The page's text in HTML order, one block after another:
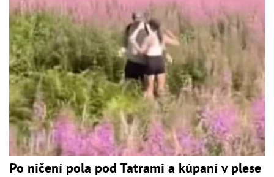
Po ničení pola pod Tatrami a kúpaní v plese